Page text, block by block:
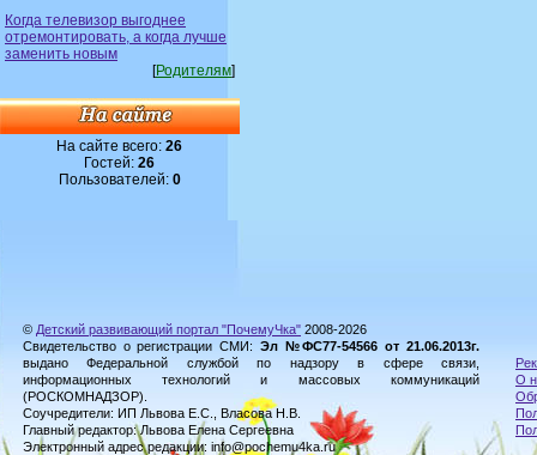
Когда телевизор выгоднее
отремонтировать, а когда лучше
заменить новым
[Родителям]
На сайте всего:26
Гостей:26
Пользователей: 0
© Детский развивающий портал "ПочемуЧка" 2008-2026
Свидетельство о регистрации СМИ: Эл №ФС77-54566 от 21.06.2013г.
выдано Федеральной службой по надзору в сфере связи,
информационных технологий и массовых коммуникаций
(РОСКОМНАДЗОР).
Соучредители: ИП Львова Е.С., Власова Н.В.
Главный редактор: Львова Елена Сергеевна
Электронный адрес редакции: info@pochemu4ka.ru
О